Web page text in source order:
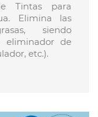
Tintas para
Elimina las
siendo
eliminador de
etc.).